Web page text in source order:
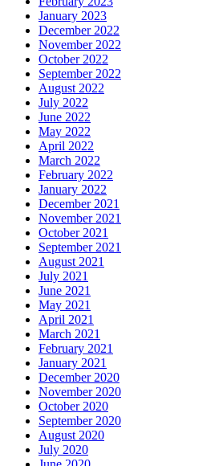
January 2023
December 2022
November 2022
October 2022
September 2022
August 2022
July 2022
June 2022
May 2022
April 2022
March 2022
February 2022
January 2022
December 2021
November 2021
October 2021
September 2021
August 2021
July 2021
June 2021
May 2021
April 2021
March 2021
February 2021
January 2021
December 2020
November 2020
October 2020
September 2020
August 2020
July 2020